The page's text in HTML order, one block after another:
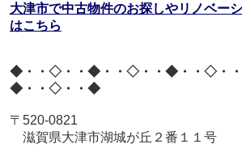
大津市で中古物件のお探しやリノベー
はこちら
◆・・◇・・◆・・◇・・◆・・◇・
◆・・◇・・◆
〒 520-0821
滋賀県大津市湖城が丘２番１１号